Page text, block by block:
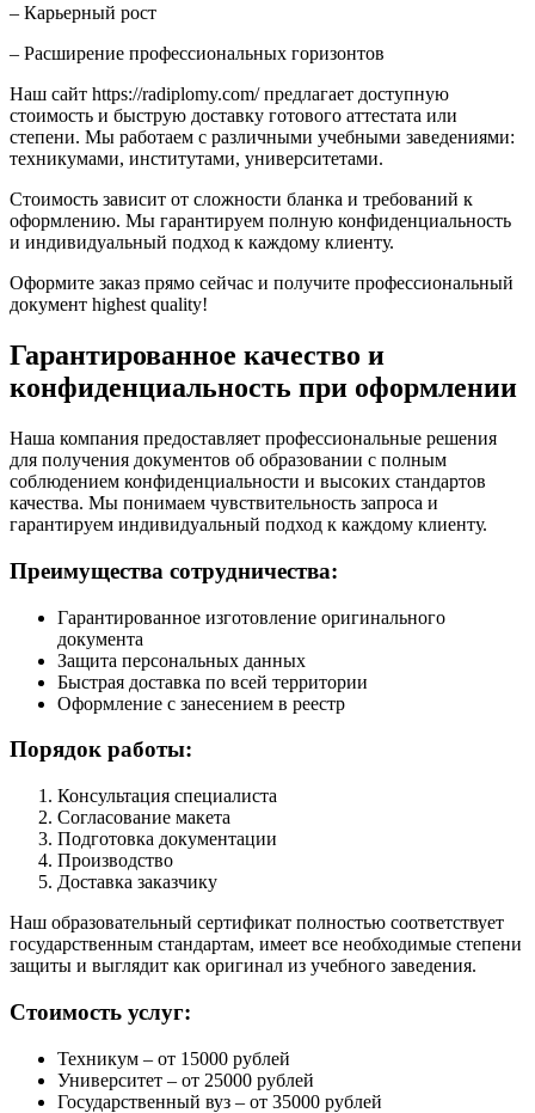
– Карьерный рост
– Расширение профессиональных горизонтов
Наш сайт https://radiplomy.com/ предлагает доступную
стоимость и быструю доставку готового аттестата или
степени. Мы работаем с различными учебными заведениями:
техникумами, институтами, университетами.
Стоимость зависит от сложности бланка и требований к
оформлению. Мы гарантируем полную конфиденциальность
и индивидуальный подход к каждому клиенту.
Оформите заказ прямо сейчас и получите профессиональный
документ highest quality!
Гарантированное качество и
конфиденциальность при оформлении
Наша компания предоставляет профессиональные решения
для получения документов об образовании с полным
соблюдением конфиденциальности и высоких стандартов
качества. Мы понимаем чувствительность запроса и
гарантируем индивидуальный подход к каждому клиенту.
Преимущества сотрудничества:
Гарантированное изготовление оригинального
документа
Защита персональных данных
Быстрая доставка по всей территории
Оформление с занесением в реестр
Порядок работы:
Консультация специалиста
Согласование макета
Подготовка документации
Производство
Доставка заказчику
Наш образовательный сертификат полностью соответствует
государственным стандартам, имеет все необходимые степени
защиты и выглядит как оригинал из учебного заведения.
Стоимость услуг:
Техникум – от 15000 рублей
Университет – от 25000 рублей
Государственный вуз – от 35000 рублей